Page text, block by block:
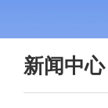
新闻中心